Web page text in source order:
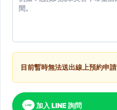
目前暫時無法送出線上預約申請
LINE 加入 LINE 詢問